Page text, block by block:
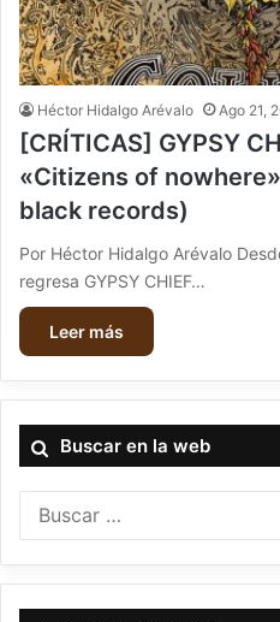
Héctor Hidalgo Arévalo Ago 21,
[CRÍTICAS] GYPSY
«Citizens of
black records)
Por Héctor Hidalgo Arévalo
regresa GYPSY CHIEF…
Leer más
Buscar en la web